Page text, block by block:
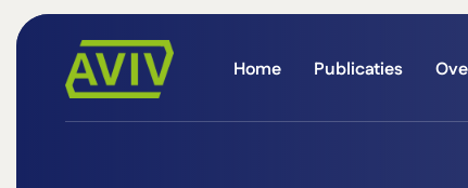
Home Publicaties